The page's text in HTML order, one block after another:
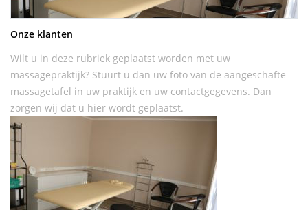
Onze klanten
Wilt u in deze rubriek geplaatst worden met uw
massagepraktijk? Stuurt u dan uw foto van de aangeschafte
massagetafel in uw praktijk en uw contactgegevens. Dan
zorgen wij dat u hier wordt geplaatst.